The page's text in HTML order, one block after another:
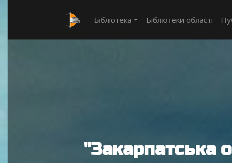
Бібліотека Бібліотеки області
"Закарпатська